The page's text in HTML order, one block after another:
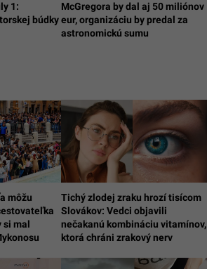
1:
búdky
McGregora by dal aj 50 miliónov
eur, organizáciu by predal za
astronomickú sumu
môžu
si mal
Tichý zlodej zraku hrozí tisícom
Slovákov: Vedci objavili
nečakanú kombináciu vitamínov,
ktorá chráni zrakový nerv